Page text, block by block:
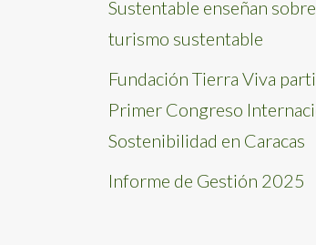
Sustentable enseñan
turismo sustentable
Fundación Tierra Viva
Primer Congreso
Sostenibilidad en Caracas
Informe de Gestión 2025